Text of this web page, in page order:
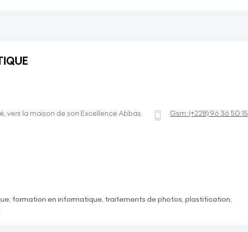
vers la maison de son Excellence Abbas
Gsm:(+228) 96 36 50 15
formation en informatique, traitements de photos, plastification,